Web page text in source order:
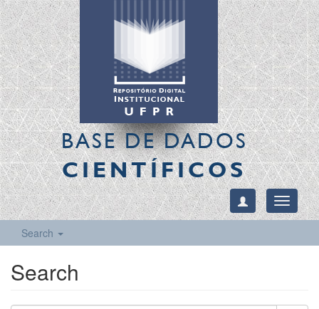
BASE DE DADOS
CIENTÍFICOS
Toggle
Search
Search